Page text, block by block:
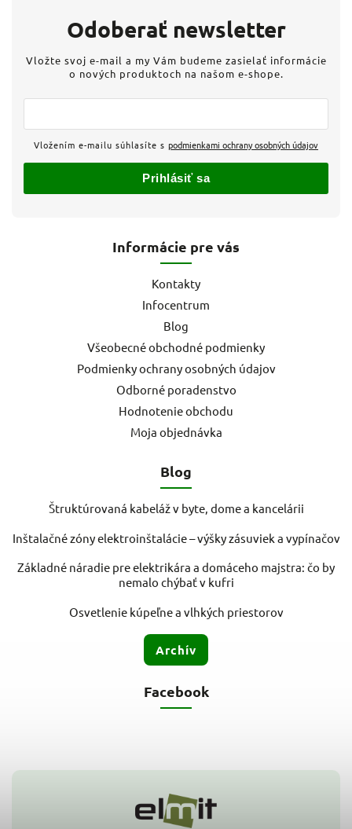
Informácie pre vás
Kontakty
Infocentrum
Blog
Všeobecné obchodné podmienky
Podmienky ochrany osobných údajov
Odborné poradenstvo
Hodnotenie obchodu
Moja objednávka
Blog
Štruktúrovaná kabeláž v byte, dome a kancelárii
Inštalačné zóny elektroinštalácie – výšky zásuviek a vypínačov
Základné náradie pre elektrikára a domáceho majstra: čo by
nemalo chýbať v kufri
Osvetlenie kúpeľne a vlhkých priestorov
Archív
Odoberať newsletter
Vložte svoj e-mail a my Vám budeme zasielať informácie
o nových produktoch na našom e-shope.
Vložením e-mailu súhlasíte s podmienkami ochrany osobných údajov
Prihlásiť sa
Facebook